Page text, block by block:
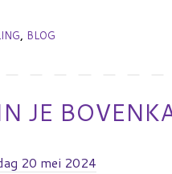
, BLOG
JE
20 mei 2024